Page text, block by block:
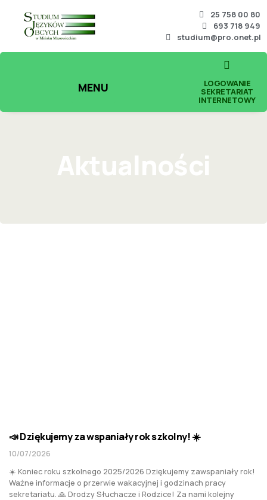
25 758 00 80
693 718 949
studium@pro.onet.pl
MENU LOGOWANIE
SEKRETARIAT
INTERNETOWY
Aktualności
📣 Dziękujemy za wspaniały rok szkolny! ☀️
10/07/2026
☀️ Koniec roku szkolnego 2025/2026 Dziękujemy zawspaniały rok!
Ważne informacje o przerwie wakacyjnej i godzinach pracy
sekretariatu. 🙏 Drodzy Słuchacze i Rodzice! Za nami kolejny